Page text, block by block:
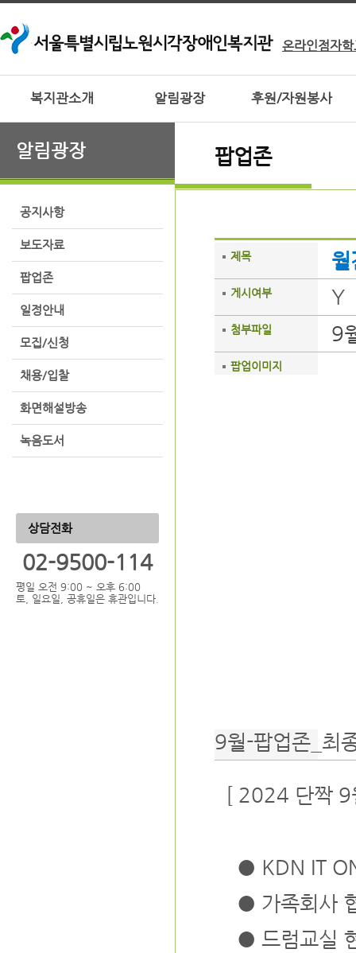
온라인점자
복지관소개 알림광장 후원/자원봉사
알림광장
공지사항
보도자료
팝업존
일정안내
모집/신청
채용/입찰
화면해설방송
녹음도서
상담전화
02-9500-114
평일 오전 9:00 ~ 오후 6:00
토, 일요일, 공휴일은 휴관입니다.
팝업존
제목 월
게시여부 Y
첨부파일 9
팝업이미지
9월-팝업존_최
[ 2024 단짝 9
● KDN IT
● 가족회사
● 드럼교실